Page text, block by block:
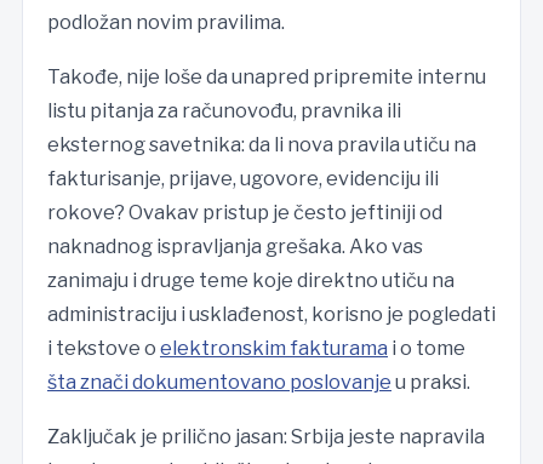
podložan novim pravilima.
Takođe, nije loše da unapred pripremite internu
listu pitanja za računovođu, pravnika ili
eksternog savetnika: da li nova pravila utiču na
fakturisanje, prijave, ugovore, evidenciju ili
rokove? Ovakav pristup je često jeftiniji od
naknadnog ispravljanja grešaka. Ako vas
zanimaju i druge teme koje direktno utiču na
administraciju i usklađenost, korisno je pogledati
i tekstove o elektronskim fakturama i o tome
šta znači dokumentovano poslovanje u praksi.
Zaključak je prilično jasan: Srbija jeste napravila